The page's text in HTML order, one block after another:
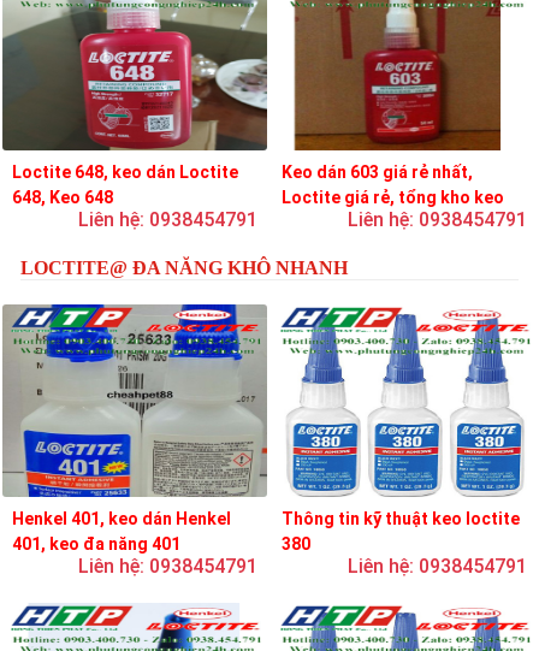
Loctite 648, keo dán Loctite
648, Keo 648
Liên hệ: 0938454791
Keo dán 603 giá rẻ nhất,
Loctite giá rẻ, tổng kho keo
Liên hệ: 0938454791
LOCTITE@ ĐA NĂNG KHÔ NHANH
Henkel 401, keo dán Henkel
401, keo đa năng 401
Liên hệ: 0938454791
Thông tin kỹ thuật keo loctite
380
Liên hệ: 0938454791